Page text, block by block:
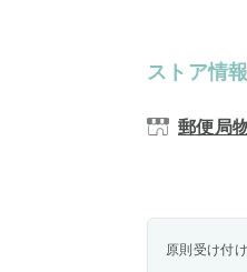
ストア情報
郵便局
原則受け付